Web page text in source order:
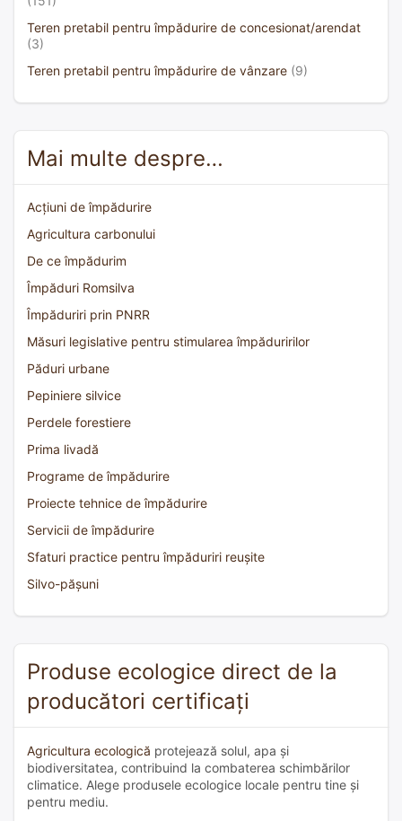
Teren pretabil pentru împădurire de concesionat/arendat
(3)
Teren pretabil pentru împădurire de vânzare (9)
Mai multe despre…
Acțiuni de împădurire
Agricultura carbonului
De ce împădurim
Împăduri Romsilva
Împăduriri prin PNRR
Măsuri legislative pentru stimularea împăduririlor
Păduri urbane
Pepiniere silvice
Perdele forestiere
Prima livadă
Programe de împădurire
Proiecte tehnice de împădurire
Servicii de împădurire
Sfaturi practice pentru împăduriri reușite
Silvo-pășuni
Produse ecologice direct de la
producători certificați
Agricultura ecologică protejează solul, apa și
biodiversitatea, contribuind la combaterea schimbărilor
climatice. Alege produsele ecologice locale pentru tine și
pentru mediu.